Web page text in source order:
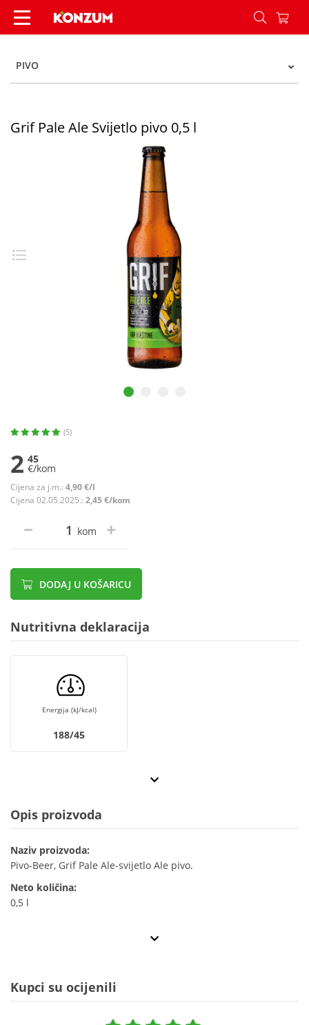
Grif Pale Ale Svijetlo pivo 0,5 l - Konzum
PIVO
Grif Pale Ale Svijetlo pivo 0,5 l
(5)
2 45
€/kom
Cijena za j.m.: 4,90 €/l
Cijena 02.05.2025.: 2,45 €/kom
kom
DODAJ U KOŠARICU
Nutritivna deklaracija
Energija (kJ/kcal)
188/45
Opis proizvoda
Naziv proizvoda:
Pivo-Beer, Grif Pale Ale-svijetlo Ale pivo.
Neto količina:
0,5 l
Kupci su ocijenili